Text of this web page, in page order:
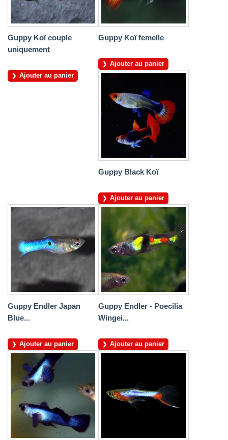
Guppy Koï couple
uniquement
Ajouter au panier
Guppy Koï femelle
Ajouter au panier
Guppy Black Koï
Ajouter au panier
Guppy Endler Japan
Blue...
Ajouter au panier
Guppy Endler - Poecilia
Wingei...
Ajouter au panier